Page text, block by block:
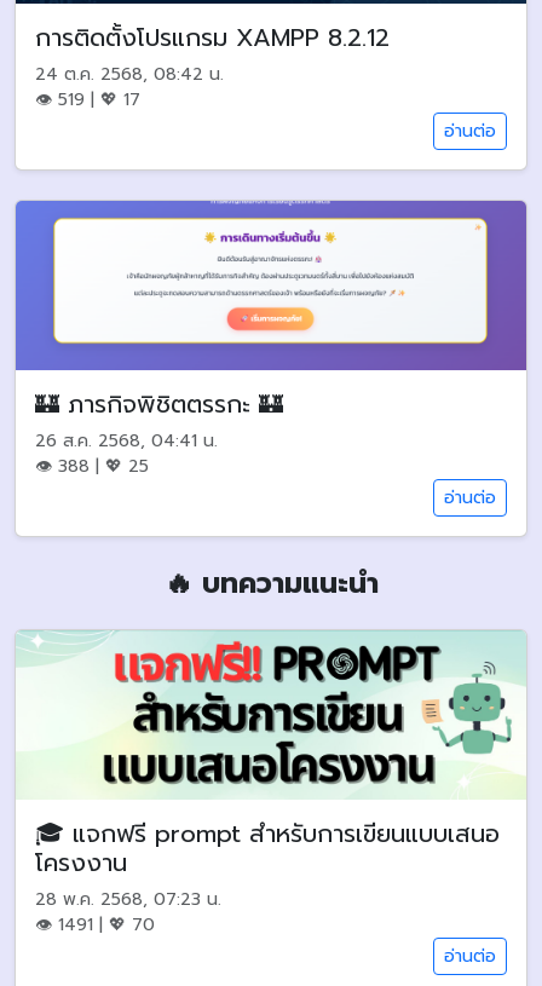
การติดตั้งโปรแกรม XAMPP 8.2.12
24 ต.ค. 2568, 08:42 น.
👁 519 | 💖 17
อ่านต่อ
🏰 ภารกิจพิชิตตรรกะ 🏰
26 ส.ค. 2568, 04:41 น.
👁 388 | 💖 25
อ่านต่อ
🔥 บทความแนะนำ
🎓 แจกฟรี prompt สำหรับการเขียนแบบเสนอ
โครงงาน
28 พ.ค. 2568, 07:23 น.
👁 1491 | 💖 70
อ่านต่อ